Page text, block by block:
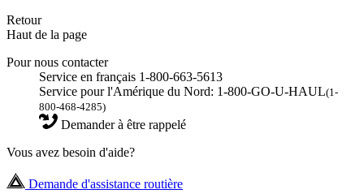
Retour
Haut de la page
Pour nous contacter
Service en français 1-800-663-5613
Service pour l'Amérique du Nord: 1-800-GO-U-HAUL(1-
800-468-4285)
Demander à être rappelé
Vous avez besoin d'aide?
Demande d'assistance routière